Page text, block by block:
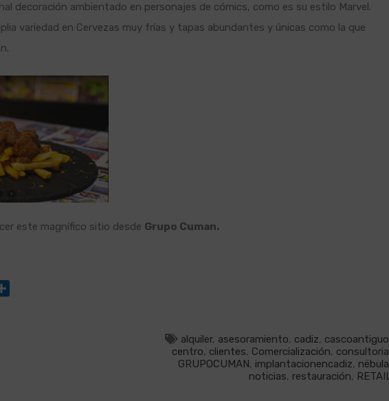
decoración ambientado en personajes de cómics, como es su estilo Marvel.
variedad en Cervezas muy frías y tapas abundantes y únicas como la que
este magnífico sitio desde Grupo Cuman.
alquiler, asesoramiento, cadiz, cascoantiguo
centro, clientes, Comercialización, consultoria
GRUPOCUMAN, implantacionencadiz, nëbula
noticias, restauración, RETAIL